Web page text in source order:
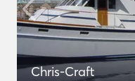
Chris-Craft